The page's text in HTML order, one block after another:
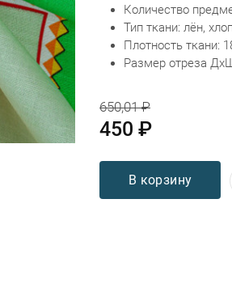
Количество
Тип ткани: лён,
Плотность ткани:
Размер отреза
650,01 ₽
450 ₽
В корзину